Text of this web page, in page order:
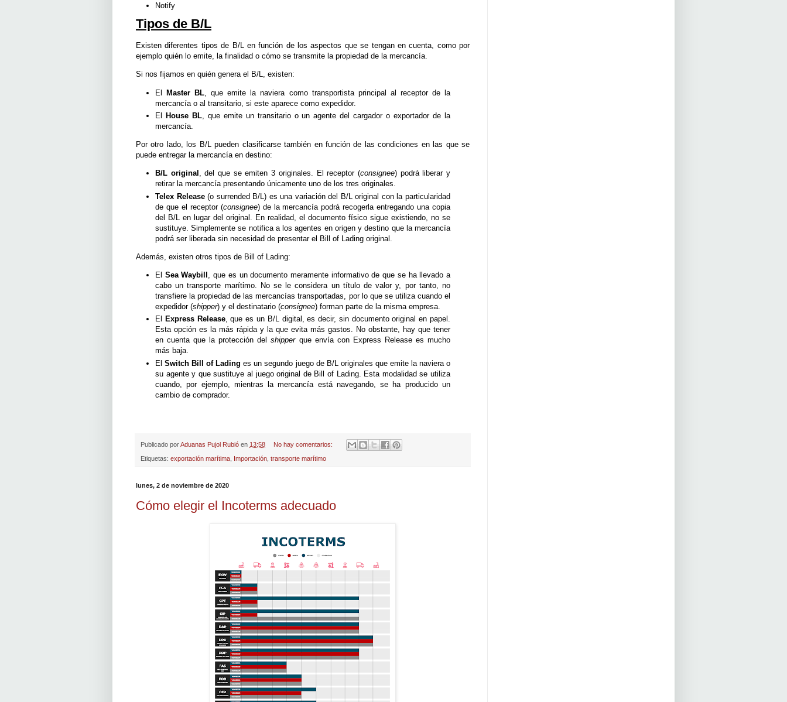
Notify
Tipos de B/L
Existen diferentes tipos de B/L en función de los aspectos que se tengan en cuenta, como por
ejemplo quién lo emite, la finalidad o cómo se transmite la propiedad de la mercancía.
Si nos fijamos en quién genera el B/L, existen:
ElMaster BL , que emite la naviera como transportista principal al receptor de la
mercancía o al transitario, si este aparece como expedidor.
El
House BL, que emite un transitario o un agente del cargador o exportador de la
mercancía.
Por otro lado, los B/L pueden clasificarse también en función de las condiciones en las que se
puede entregar la mercancía en destino:
B/L original , del que se emiten 3 originales. El receptor (consignee) podrá liberar y
retirar la mercancía presentando únicamente uno de los tres originales.
Telex Release(o surrended B/L) es una variación del B/L original con la particularidad
de que el receptor (consignee) de la mercancía podrá recogerla entregando una copia
del B/L en lugar del original. En realidad, el documento físico sigue existiendo, no se
sustituye. Simplemente se notifica a los agentes en origen y destino que la mercancía
podrá ser liberada sin necesidad de presentar el Bill of Lading original.
Además, existen otros tipos de Bill of Lading:
El Sea Waybill
, que es un documento meramente informativo de que se ha llevado a
cabo un transporte marítimo. No se le considera un título de valor y, por tanto, no
transfiere la propiedad de las mercancías transportadas, por lo que se utiliza cuando el
expedidor (shipper) y el destinatario (consignee) forman parte de la misma empresa.
El
Express Release, que es un B/L digital, es decir, sin documento original en papel.
Esta opción es la más rápida y la que evita más gastos. No obstante, hay que tener
en cuenta que la protección del shipper que envía con Express Release es mucho
más baja.
ElSwitch Bill of Lading es un segundo juego de B/L originales que emite la naviera o
su agente y que sustituye al juego original de Bill of Lading. Esta modalidad se utiliza
cuando, por ejemplo, mientras la mercancía está navegando, se ha producido un
cambio de comprador.
Publicado porAduanas Pujol Rubió en 13:58 No hay comentarios:
Etiquetas: exportación marítima Importación transporte marítimo
lunes, 2 de noviembre de 2020
Cómo elegir el Incoterms adecuado